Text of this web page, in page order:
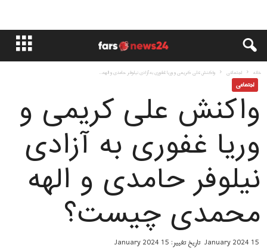
خانه اجتماعی واكنش علی کریمی و وریا غفوری به آزادی نیلوفر حامدی و الهه...
اجتماعی
واكنش علی کریمی و
وریا غفوری به آزادی
نیلوفر حامدی و الهه
محمدی چیست؟
15 January 2024 تاریخ تغییر: 15 January 2024